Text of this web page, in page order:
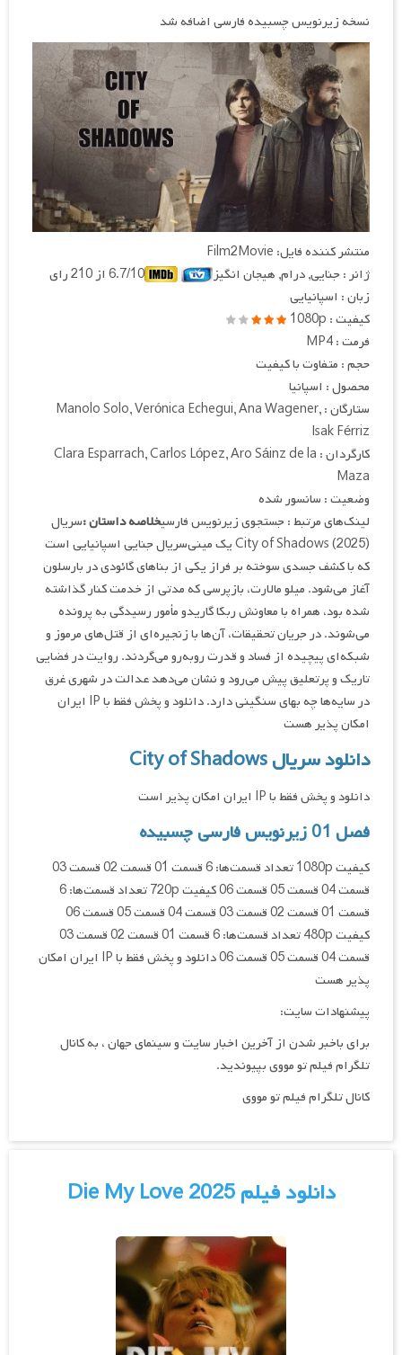
نسخه زیرنویس چسبیده فارسی اضافه شد
منتشر کننده فایل: Film2Movie
ژانر : جنایی, درام, هیجان انگیز
6.7/10 از 210 رای
زبان : اسپانیایی
کیفیت : 1080p
فرمت : MP4
حجم : متفاوت با کیفیت
محصول : اسپانیا
ستارگان : Manolo Solo, Verónica Echegui, Ana Wagener,
Isak Férriz
کارگردان : Clara Esparrach, Carlos López, Aro Sáinz de la
Maza
وضعیت : سانسور شده
لینک‌های مرتبط : جستجوی زیرنویس فارسیخلاصه داستان :سریال
City of Shadows (2025) یک مینی‌سریال جنایی اسپانیایی است
که با کشف جسدی سوخته بر فراز یکی از بناهای گائودی در بارسلون
آغاز می‌شود. میلو مالارت، بازپرسی که مدتی از خدمت کنار گذاشته
شده بود، همراه با معاونش ربکا گاریدو مأمور رسیدگی به پرونده
می‌شوند. در جریان تحقیقات، آن‌ها با زنجیره‌ای از قتل‌های مرموز و
شبکه‌ای پیچیده از فساد و قدرت روبه‌رو می‌گردند. روایت در فضایی
تاریک و پرتعلیق پیش می‌رود و نشان می‌دهد عدالت در شهری غرق
در سایه‌ها چه بهای سنگینی دارد. دانلود و پخش فقط با IP ایران
امکان پذیر هست
دانلود سریال City of Shadows
دانلود و پخش فقط با IP ایران امکان پذیر است
فصل 01 زیرنویس فارسی چسبیده
کیفیت 1080p تعداد قسمت‌ها: 6 قسمت 01 قسمت 02 قسمت 03
قسمت 04 قسمت 05 قسمت 06 کیفیت 720p تعداد قسمت‌ها: 6
قسمت 01 قسمت 02 قسمت 03 قسمت 04 قسمت 05 قسمت 06
کیفیت 480p تعداد قسمت‌ها: 6 قسمت 01 قسمت 02 قسمت 03
قسمت 04 قسمت 05 قسمت 06 دانلود و پخش فقط با IP ایران امکان
پذیر هست
پیشنهادات سایت:
برای باخبر شدن از آخرین اخبار سایت و سینمای جهان ، به کانال
تلگرام فیلم تو مووی بپیوندید.
کانال تلگرام فیلم تو مووی
دانلود فیلم Die My Love 2025